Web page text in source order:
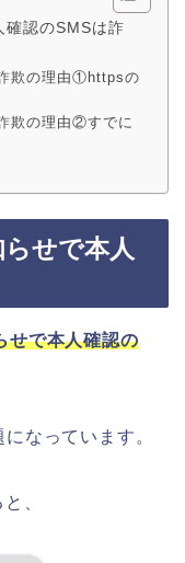
認のSMSは詐
欺の理由①httpsの
欺の理由②すでに
せで本人
せで本人確認の
なっています。
、